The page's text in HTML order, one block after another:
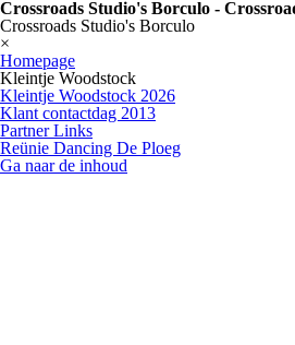
Crossroads Studio's Borculo -
Crossroads Studio's Borculo
×
Homepage
Kleintje Woodstock
Kleintje Woodstock 2026
Klant contactdag 2013
Partner Links
Reünie Dancing De Ploeg
Ga naar de inhoud